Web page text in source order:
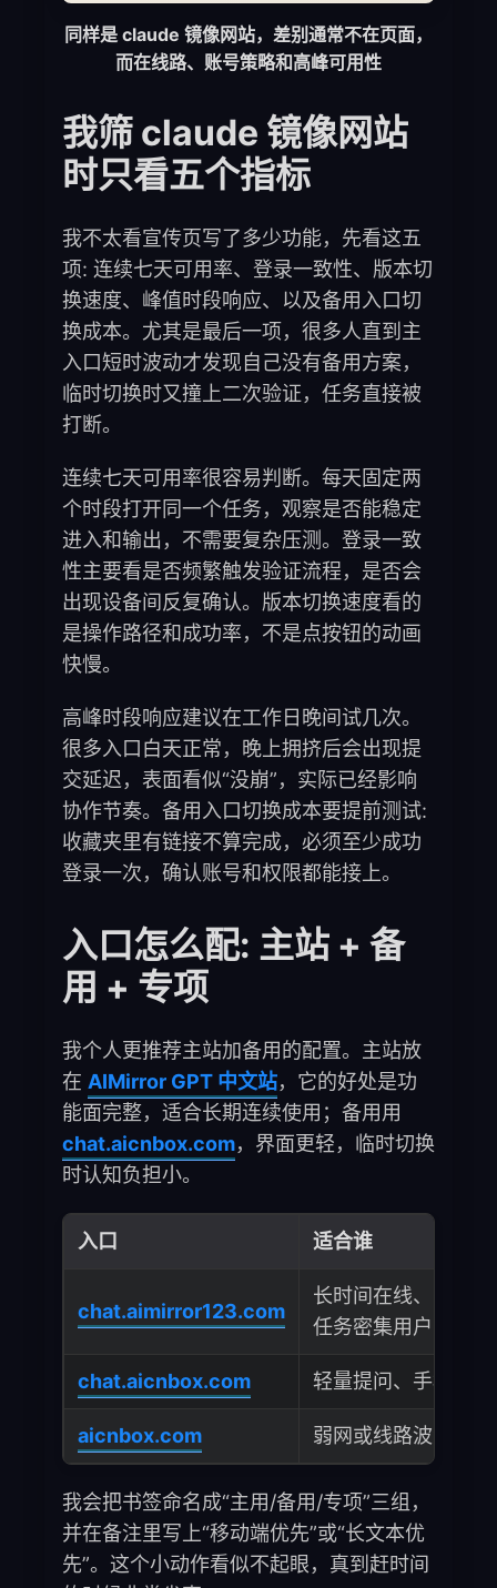
同样是 claude 镜像网站，差别通常不在页面，
而在线路、账号策略和高峰可用性
我筛 claude 镜像网站
时只看五个指标
我不太看宣传页写了多少功能，先看这五
项: 连续七天可用率、登录一致性、版本切
换速度、峰值时段响应、以及备用入口切
换成本。尤其是最后一项，很多人直到主
入口短时波动才发现自己没有备用方案，
临时切换时又撞上二次验证，任务直接被
打断。
连续七天可用率很容易判断。每天固定两
个时段打开同一个任务，观察是否能稳定
进入和输出，不需要复杂压测。登录一致
性主要看是否频繁触发验证流程，是否会
出现设备间反复确认。版本切换速度看的
是操作路径和成功率，不是点按钮的动画
快慢。
高峰时段响应建议在工作日晚间试几次。
很多入口白天正常，晚上拥挤后会出现提
交延迟，表面看似“没崩”，实际已经影响
协作节奏。备用入口切换成本要提前测试:
收藏夹里有链接不算完成，必须至少成功
登录一次，确认账号和权限都能接上。
入口怎么配: 主站 + 备
用 + 专项
我个人更推荐主站加备用的配置。主站放
在 AIMirror GPT 中文站，它的好处是功
能面完整，适合长期连续使用；备用用
chat.aicnbox.com，界面更轻，临时切换
时认知负担小。
入口 适合谁
chat.aimirror123.com
长时间在线、
任务密集用户
chat.aicnbox.com 轻量提问、手机场景
aicnbox.com 弱网或线路波动场景
我会把书签命名成“主用/备用/专项”三组，
并在备注里写上“移动端优先”或“长文本优
先”。这个小动作看似不起眼，真到赶时间